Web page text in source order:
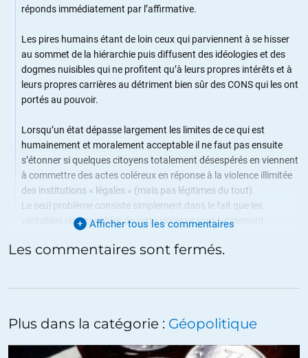
réponds immédiatement par l’affirmative.
Les pires humains étant de loin ceux qui parviennent à se hisser
au sommet de la hiérarchie puis diffusent des idéologies et des
dogmes nuisibles qui ne profitent qu’à leurs propres intérêts et à
leurs propres carrières au détriment bien sûr des CONS qui les ont
portés au pouvoir.
Lorsqu’un état dépasse largement les limites de ce qui est
humainement et moralement acceptable il ne faut pas ensuite
s’étonner si quelques citoyens totalement désespérés en viennent
à commettre des actes coléreux en réponse à la violence illimitée
des institutions « légales » (mais pas légitimes du tout).
Le seul problème consiste simplement dans le fait que les
véritables responsables de cette violence sont totalement
armées de mercenaires.
d’être entendus et de pouvoir déterminer leur propre destin…
Afficher tous les commentaires
Les commentaires sont fermés.
Plus dans la catégorie : Géopolitique